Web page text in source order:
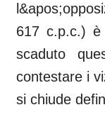
617 c.p.c.) è
scaduto
contestare i
si chiude